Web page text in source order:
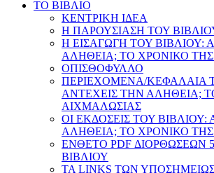
ΤΟ ΒΙΒΛΙΟ
ΚΕΝΤΡΙΚΗ ΙΔΕΑ
Η ΠΑΡΟΥΣΙΑΣΗ ΤΟΥ
Η ΕΙΣΑΓΩΓΗ ΤΟΥ ΒΙΒΛΙΟΥ:
ΑΛΗΘΕΙΑ; ΤΟ ΧΡΟΝΙΚΟ
ΟΠΙΣΘΟΦΥΛΛΟ
ΠΕΡΙΕΧΟΜΕΝΑ/ΚΕΦΑΛΑΙΑ
ΑΝΤΕΧΕΙΣ ΤΗΝ ΑΛΗΘΕΙΑ;
ΑΙΧΜΑΛΩΣΙΑΣ
ΟΙ ΕΚΔΟΣΕΙΣ ΤΟΥ ΒΙΒΛΙΟΥ:
ΑΛΗΘΕΙΑ; ΤΟ ΧΡΟΝΙΚΟ
ΕΝΘΕΤΟ PDF ΔΙΟΡΘΩΣΕΩΝ
ΒΙΒΛΙΟΥ
ΤΑ LINKS ΤΩΝ